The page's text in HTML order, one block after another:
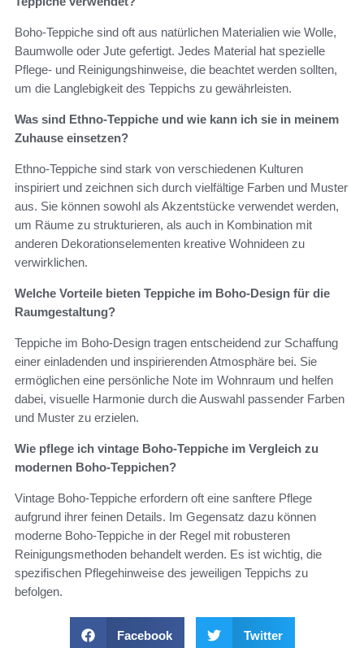
Boho-Teppiche sind oft aus natürlichen Materialien wie Wolle,
Baumwolle oder Jute gefertigt. Jedes Material hat spezielle
Pflege- und Reinigungshinweise, die beachtet werden sollten,
um die Langlebigkeit des Teppichs zu gewährleisten.
Was sind Ethno-Teppiche und wie kann ich sie in meinem
Zuhause einsetzen?
Ethno-Teppiche sind stark von verschiedenen Kulturen
inspiriert und zeichnen sich durch vielfältige Farben und Muster
aus. Sie können sowohl als Akzentstücke verwendet werden,
um Räume zu strukturieren, als auch in Kombination mit
anderen Dekorationselementen kreative Wohnideen zu
verwirklichen.
Welche Vorteile bieten Teppiche im Boho-Design für die
Raumgestaltung?
Teppiche im Boho-Design tragen entscheidend zur Schaffung
einer einladenden und inspirierenden Atmosphäre bei. Sie
ermöglichen eine persönliche Note im Wohnraum und helfen
dabei, visuelle Harmonie durch die Auswahl passender Farben
und Muster zu erzielen.
Wie pflege ich vintage Boho-Teppiche im Vergleich zu
modernen Boho-Teppichen?
Vintage Boho-Teppiche erfordern oft eine sanftere Pflege
aufgrund ihrer feinen Details. Im Gegensatz dazu können
moderne Boho-Teppiche in der Regel mit robusteren
Reinigungsmethoden behandelt werden. Es ist wichtig, die
spezifischen Pflegehinweise des jeweiligen Teppichs zu
befolgen.
Facebook Twitter